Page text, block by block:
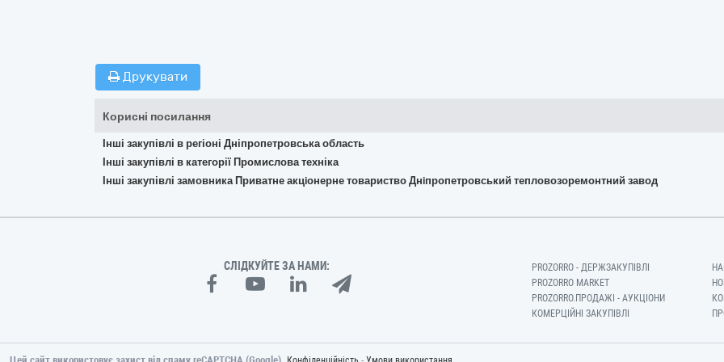
Друкувати
Корисні посилання
Інші закупівлі в регіоні Дніпропетровська область
Інші закупівлі в категорії Промислова техніка
Інші закупівлі замовника Приватне акцiонерне товариство Днiпропетровський тепловозоремонтний завод
СЛІДКУЙТЕ ЗА НАМИ:
PROZORRO - ДЕРЖЗАКУПІВЛІ
PROZORRO MARKET
PROZORRO.ПРОДАЖІ - АУКЦІОНИ
КОМЕРЦІЙНІ ЗАКУПІВЛІ